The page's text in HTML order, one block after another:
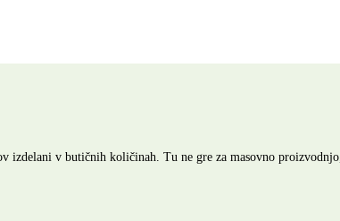
v butičnih količinah. Tu ne gre za masovno